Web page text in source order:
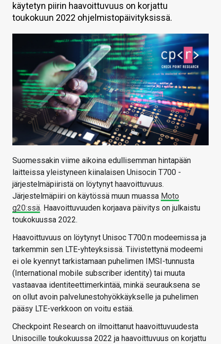
KAUPPA
VAIHDA TEEMA
HAKU
käytetyn piirin haavoittuvuus on korjattu
toukokuun 2022 ohjelmistopäivityksissä.
Suomessakin viime aikoina edullisemman hintapään
laitteissa yleistyneen kiinalaisen Unisocin T700 -
järjestelmäpiiristä on löytynyt haavoittuvuus.
Järjestelmäpiiri on käytössä muun muassa Moto
g20:ssä. Haavoittuvuuden korjaava päivitys on julkaistu
toukokuussa 2022.
Haavoittuvuus on löytynyt Unisoc T700:n modeemissa ja
tarkemmin sen LTE-yhteyksissä. Tiivistettynä modeemi
ei ole kyennyt tarkistamaan puhelimen IMSI-tunnusta
(International mobile subscriber identity) tai muuta
vastaavaa identiteettimerkintää, minkä seurauksena se
on ollut avoin palvelunestohyökkäykselle ja puhelimen
pääsy LTE-verkkoon on voitu estää.
Checkpoint Research on ilmoittanut haavoittuvuudesta
Unisocille toukokuussa 2022 ja haavoittuvuus on korjattu